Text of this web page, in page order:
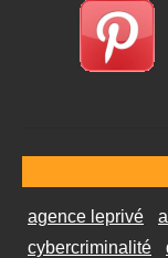
agence leprivé
cybercriminalité